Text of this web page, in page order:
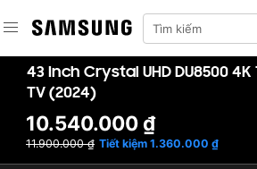
43 Inch Crystal UHD DU8500
TV (2024)
10.540.000 ₫
11.900.000 ₫ Tiết kiệm 1.360.000 ₫